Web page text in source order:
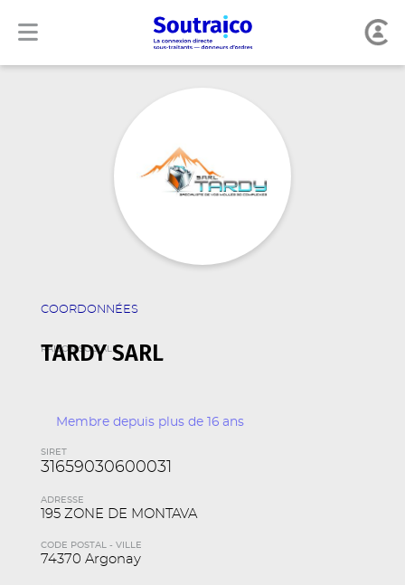
COORDONNÉES
RAISON SOCIALE
TARDY SARL
Membre depuis plus de 16 ans
SIRET
31659030600031
ADRESSE
195 ZONE DE MONTAVA
CODE POSTAL - VILLE
74370 Argonay